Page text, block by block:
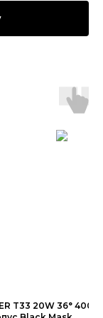
T33 20W 36°